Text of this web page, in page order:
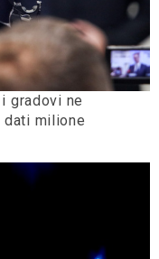
gradovi ne
dati milione